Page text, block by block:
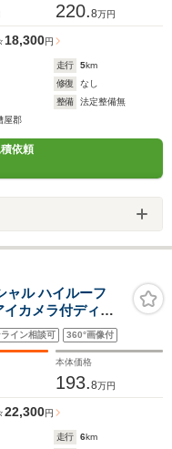
220.8万円
18,300円
走行 5km
修復
なし
整備
法定整備無
屋郡
依頼
ル ハイルーフ
カメラ付ディス
ラブレーキサポ
ヘッドランプ 両
ップ
ライン相談可 360°画像付
本体価格
193.8万円
22,300円
走行 6km